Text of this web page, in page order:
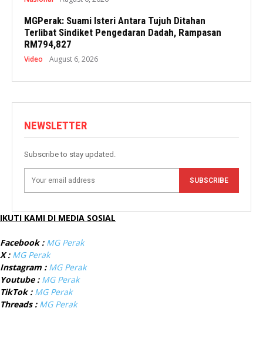
MGPerak: Suami Isteri Antara Tujuh Ditahan
Terlibat Sindiket Pengedaran Dadah, Rampasan
RM794,827
Video August 6, 2026
NEWSLETTER
Subscribe to stay updated.
SUBSCRIBE
IKUTI KAMI DI MEDIA SOSIAL
Facebook : MG Perak
X : MG Perak
Instagram : MG Perak
Youtube : MG Perak
TikTok : MG Perak
Threads : MG Perak